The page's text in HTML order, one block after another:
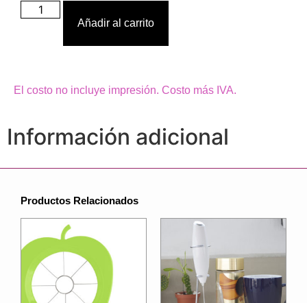
Añadir al carrito
El costo no incluye impresión. Costo más IVA.
Información adicional
Productos Relacionados